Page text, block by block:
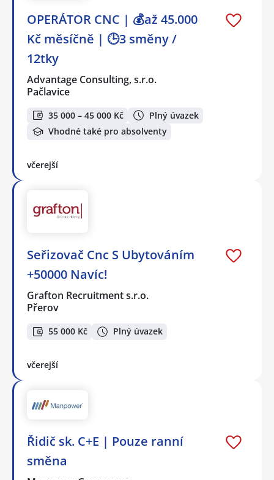
OPERÁTOR CNC | 💰až 45.000
Kč měsíčně | 🕒3 směny /
12tky
Advantage Consulting, s.r.o.
Pačlavice
35 000 – 45 000 Kč
Plný úvazek
Vhodné také pro absolventy
včerejší
Seřizovač Cnc S Ubytováním
+50000 Navíc!
Grafton Recruitment s.r.o.
Přerov
55 000 Kč Plný úvazek
včerejší
Řidič sk. C+E | Pouze ranní
směna